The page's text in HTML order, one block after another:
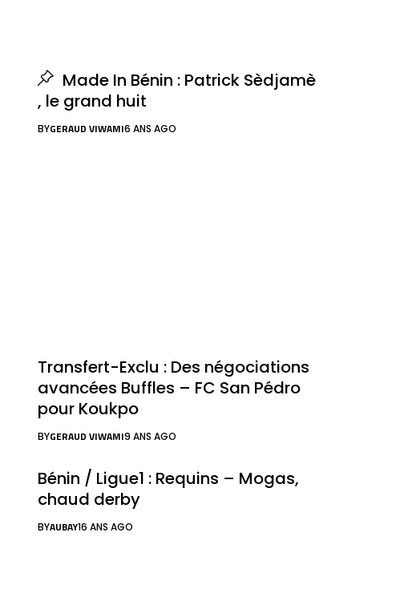
Made In Bénin : Patrick Sèdjamè
, le grand huit
BYGERAUD VIWAMI6 ANS AGO
Transfert-Exclu : Des négociations
avancées Buffles – FC San Pédro
pour Koukpo
BYGERAUD VIWAMI9 ANS AGO
Bénin / Ligue1 : Requins – Mogas,
chaud derby
BYAUBAY16 ANS AGO